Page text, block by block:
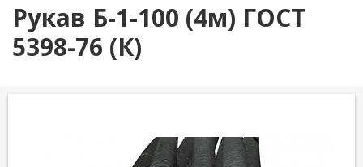
Рукав Б-1-100 (4м) ГОСТ
5398-76 (К)